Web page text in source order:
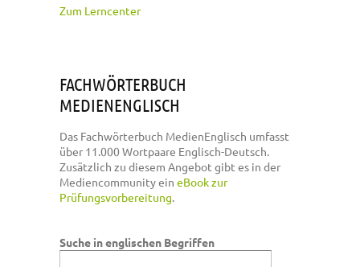
Zum Lerncenter
FACHWÖRTERBUCH
MEDIENENGLISCH
Das Fachwörterbuch MedienEnglisch umfasst
über 11.000 Wortpaare Englisch-Deutsch.
Zusätzlich zu diesem Angebot gibt es in der
Mediencommunity ein eBook zur
Prüfungsvorbereitung.
Suche in englischen Begriffen